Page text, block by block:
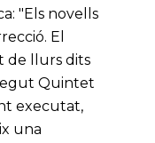
"Els novells
El
de llurs dits
Quintet
executat,
una